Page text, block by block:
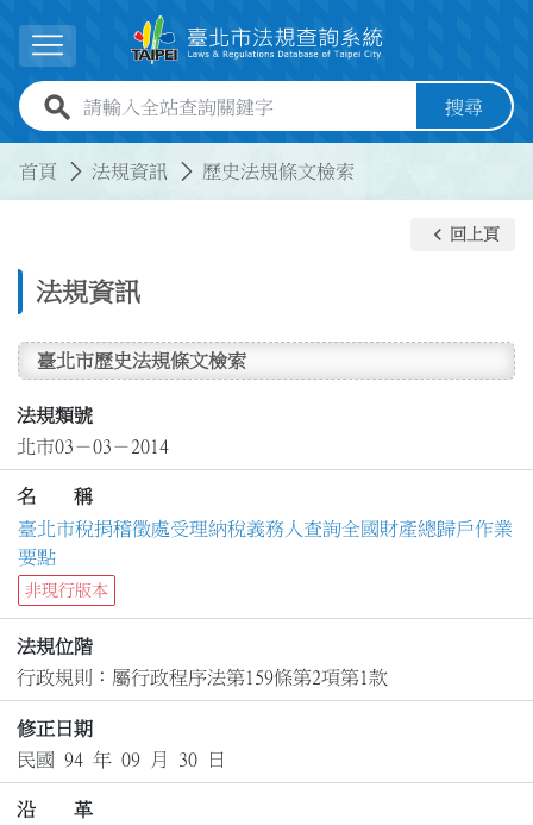
展開選單
全站查詢關鍵字欄位 搜尋
首頁 法規資訊 歷史法規條文檢索
法規資訊
keyboard_arrow_left 回上頁
臺北市歷史法規條文檢索
法規類號
北市03－03－2014
名 稱
臺北市稅捐稽徵處受理納稅義務人查詢全國財產總歸戶作業
要點
非現行版本
法規位階
行政規則：屬行政程序法第159條第2項第1款
修正日期
民國 94 年 09 月 30 日
沿 革